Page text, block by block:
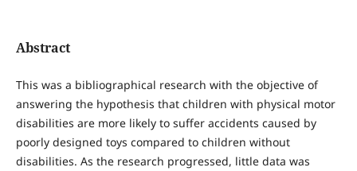
Abstract
This was a bibliographical research with the objective of
answering the hypothesis that children with physical motor
disabilities are more likely to suffer accidents caused by
poorly designed toys compared to children without
disabilities. As the research progressed, little data was